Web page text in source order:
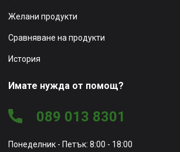
Желани продукти
Сравняване на продукти
История
Имате нужда от помощ?
089 013 8301
Понеделник - Петък: 8:00 - 18:00